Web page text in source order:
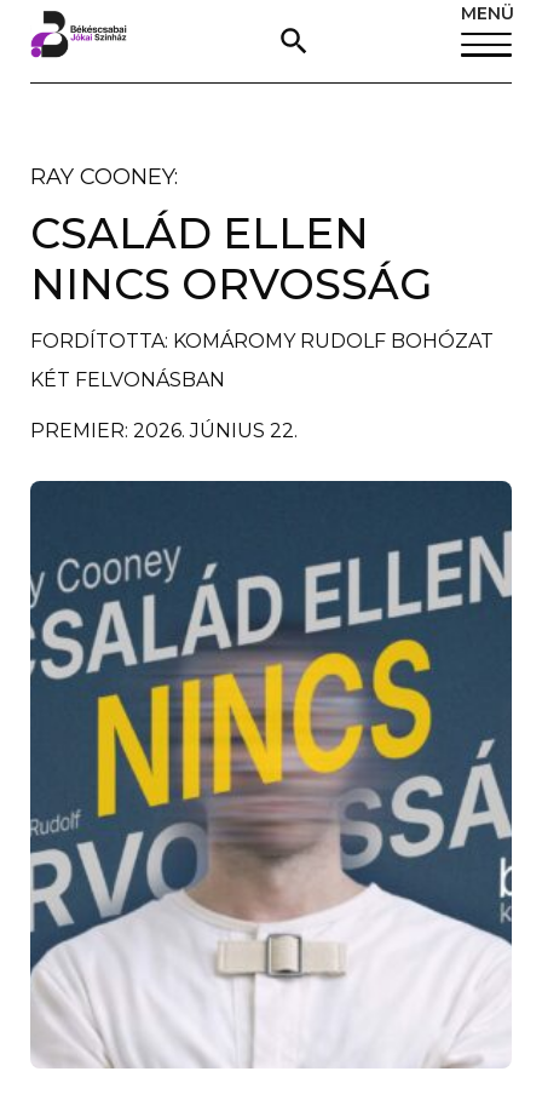
MENÜ
RAY COONEY:
CSALÁD ELLEN
NINCS ORVOSSÁG
FORDÍTOTTA: KOMÁROMY RUDOLF BOHÓZAT
KÉT FELVONÁSBAN
PREMIER: 2026. JÚNIUS 22.